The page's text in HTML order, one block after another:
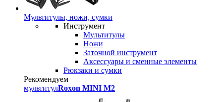
Мультитулы, ножи, сумки
Инструмент
Мультитулы
Ножи
Заточной инструмент
Аксессуары и сменные элементы
Рюкзаки и сумки
Рекомендуем
мультитулRoxon MINI M2